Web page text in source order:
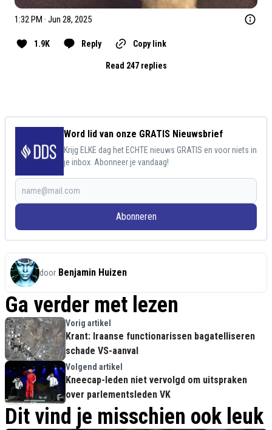
1:32 PM · Jun 28, 2025
1.9K Reply Copy link
Read 247 replies
Word lid van onze GRATIS Nieuwsbrief
Krijg ELKE dag het ECHTE nieuws GRATIS en voor niets in
je inbox. Abonneer je vandaag!
Abonneren
door Benjamin Huizen
Ga verder met lezen
Vorig artikel
Krant: Iraanse functionarissen bagatelliseren
schade VS-aanval
Volgend artikel
Kneecap-leden niet vervolgd om uitspraken
over parlementsleden VK
Dit vind je misschien ook leuk